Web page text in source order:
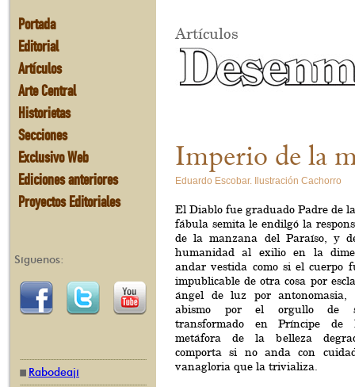
Portada
Editorial
Artículos
Arte Central
Historietas
Secciones
Exclusivo Web
Ediciones anteriores
Proyectos Editoriales
Síguenos:
Rabodeají
Artículos
Imperio de la
Eduardo Escobar. Ilustración Cachorro
El Diablo fue graduado Padre de
fábula semita le endilgó la
de la manzana del Paraíso, y
humanidad al exilio en la
andar vestida como si el cuerpo
impublicable de otra cosa por
ángel de luz por antonomasia,
abismo por el orgullo de su
transformado en Príncipe de
metáfora de la belleza
comporta si no anda con
vanagloria que la trivializa.